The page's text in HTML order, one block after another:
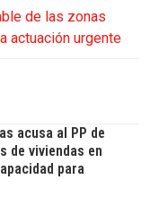
de las zonas
actuación urgente
acusa al PP de
de viviendas en
para